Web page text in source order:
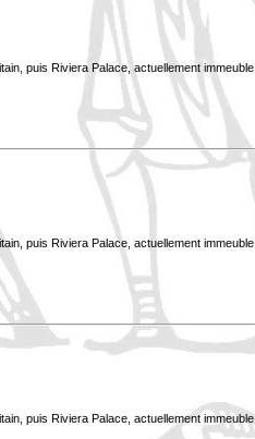
puis Riviera Palace, actuellement immeuble
puis Riviera Palace, actuellement immeuble
puis Riviera Palace, actuellement immeuble